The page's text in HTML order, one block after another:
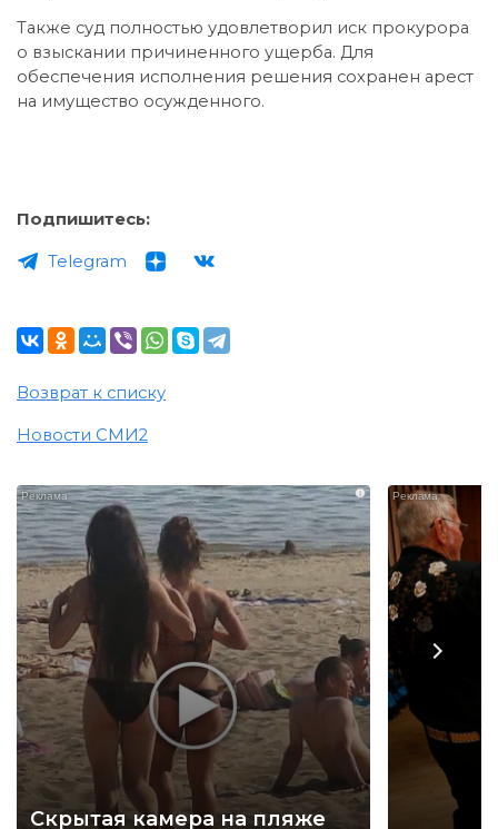
Также суд полностью удовлетворил иск прокурора
о взыскании причиненного ущерба. Для
обеспечения исполнения решения сохранен арест
на имущество осужденного.
Подпишитесь:
Telegram
Возврат к списку
Новости СМИ2
i
Скрытая камера на пляже